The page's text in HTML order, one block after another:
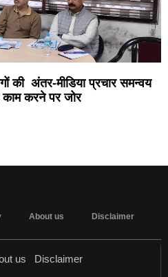
की अंतर-मीडिया प्रचार समन्वय
करने पर जोर
About us Disclaimer
us Disclaimer